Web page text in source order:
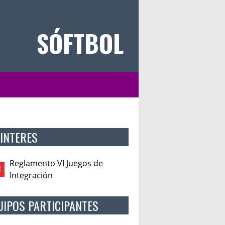
SÓFTBOL
Reglamento VI Juegos de
Integración
PARTICIPANTES